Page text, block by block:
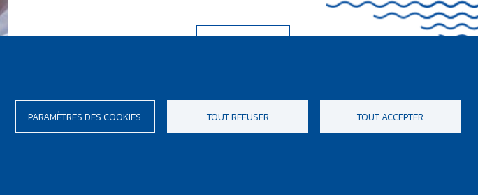
Contacter Atlantic'eau Design & développement :
PARAMÈTRES DES COOKIES TOUT REFUSER TOUT ACCEPTER